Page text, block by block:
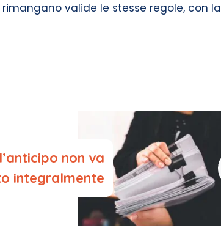
rimangano valide le stesse regole, con la
non va
integralmente